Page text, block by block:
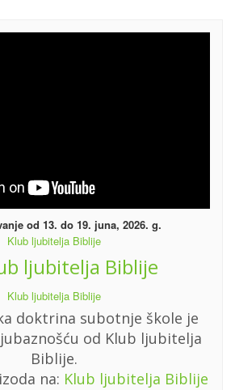
od 13. do 19. juna, 2026. g.
Klub ljubitelja Biblije
ljubitelja Biblije
Klub ljubitelja Biblije
doktrina subotnje škole je
od Klub ljubitelja
Biblije.
na: Klub ljubitelja Biblije